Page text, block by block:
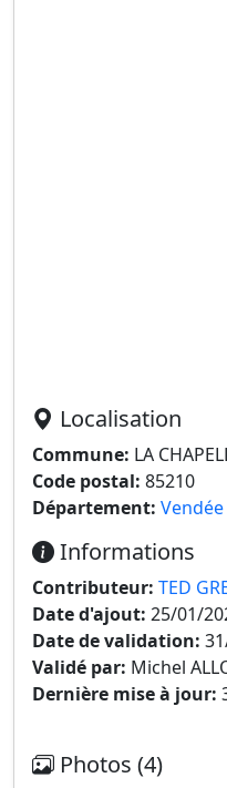
Localisation
Commune: LA
Code postal: 85210
Département: Vendée
Informations
Contributeur: TED
Date d'ajout: 25/01/
Date de validation:
Validé par: Michel
Dernière mise à jour:
Photos (4)